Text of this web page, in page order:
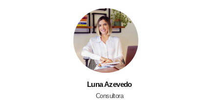
Luna Azevedo
Consultora